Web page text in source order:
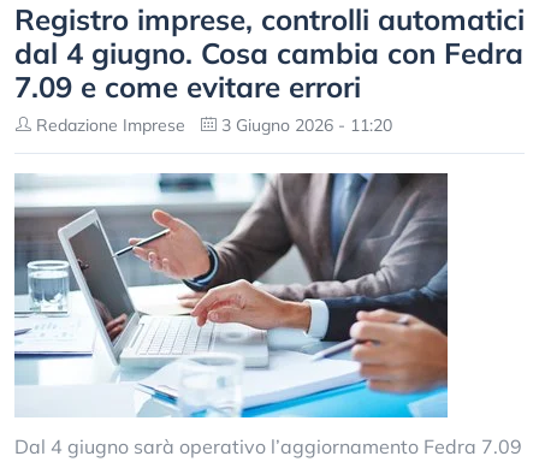
Registro imprese, controlli automatici
dal 4 giugno. Cosa cambia con Fedra
7.09 e come evitare errori
Redazione Imprese 3 Giugno 2026 - 11:20
Dal 4 giugno sarà operativo l’aggiornamento Fedra 7.09